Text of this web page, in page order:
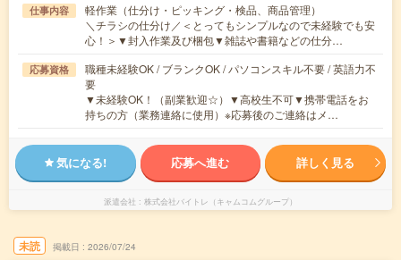
仕事内容
軽作業（仕分け・ピッキング・検品、商品管理）
＼チラシの仕分け／＜とってもシンプルなので未経験でも安
心！＞▼封入作業及び梱包▼雑誌や書籍などの仕分…
応募資格
職種未経験OK / ブランクOK / パソコンスキル不要 / 英語力不
要
▼未経験OK！（副業歓迎☆）▼高校生不可▼携帯電話をお
持ちの方（業務連絡に使用）※応募後のご連絡はメ…
気になる! 応募へ進む 詳しく見る
派遣会社 株式会社バイトレ（キャムコムグループ）
未読 掲載日 2026/07/24